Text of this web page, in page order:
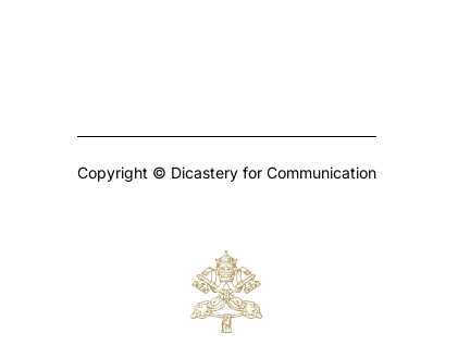
Copyright © Dicastery for Communication